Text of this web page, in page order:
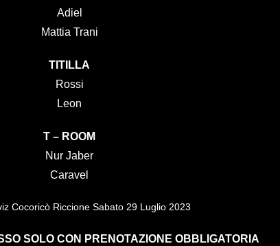
Adiel
Mattia Trani
TITILLA
Rossi
Leon
T – ROOM
Nur Jaber
Caravel
SOLO CON PRENOTAZIONE OBBLIGATORIA